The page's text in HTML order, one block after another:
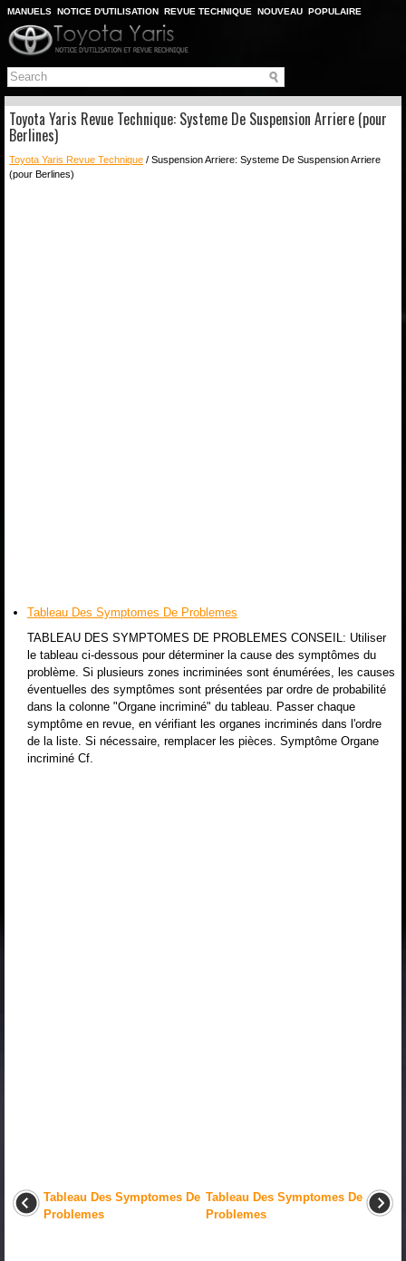
MANUELS NOTICE D'UTILISATION REVUE TECHNIQUE NOUVEAU POPULAIRE
PLAN DU SITE
CHERCHER
Toyota Yaris Revue Technique: Systeme De Suspension Arriere (pour
Berlines)
Toyota Yaris Revue Technique / Suspension Arriere: Systeme De Suspension Arriere
(pour Berlines)
Tableau Des Symptomes De Problemes
TABLEAU DES SYMPTOMES DE PROBLEMES CONSEIL: Utiliser
le tableau ci-dessous pour déterminer la cause des symptômes du
problème. Si plusieurs zones incriminées sont énumérées, les causes
éventuelles des symptômes sont présentées par ordre de probabilité
dans la colonne "Organe incriminé" du tableau. Passer chaque
symptôme en revue, en vérifiant les organes incriminés dans l'ordre
de la liste. Si nécessaire, remplacer les pièces. Symptôme Organe
incriminé Cf.
Tableau Des Symptomes De
Problemes
Tableau Des Symptomes De
Problemes